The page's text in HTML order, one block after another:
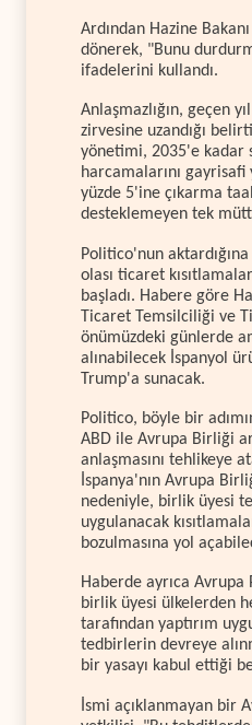
Ardından Hazine
dönerek, "Bunu
ifadelerini kullandı.
Anlaşmazlığın, geçen
zirvesine uzandığı
yönetimi, 2035'e kadar
harcamalarını gayrisafi
yüzde 5'ine çıkarma
desteklemeyen tek
Politico'nun
olası ticaret
başladı. Habere göre
Ticaret Temsilciliği ve
önümüzdeki günlerde
alınabilecek İspanyol
Trump'a sunacak.
Politico, böyle bir
ABD ile Avrupa Birliği
anlaşmasını tehlikeye
İspanya'nın Avrupa
nedeniyle, birlik üyesi
uygulanacak
bozulmasına yol
Haberde ayrıca
birlik üyesi ülkelerden
tarafından yaptırım
tedbirlerin devreye
bir yasayı kabul ettiği
İsmi açıklanmayan bir